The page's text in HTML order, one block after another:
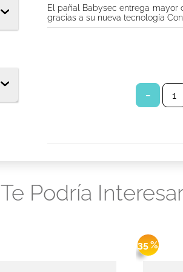
El pañal Babysec entrega mayor
gracias a su nueva tecnología
－
Podría
35 %
ultradelgada tela suave